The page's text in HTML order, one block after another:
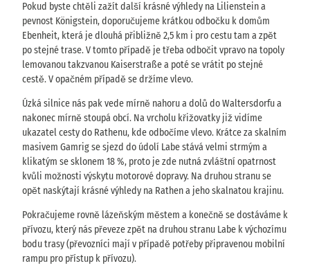
Pokud byste chtěli zažít další krásné výhledy na Lilienstein a
pevnost Königstein, doporučujeme krátkou odbočku k domům
Ebenheit, která je dlouhá přibližně 2,5 km i pro cestu tam a zpět
po stejné trase. V tomto případě je třeba odbočit vpravo na topoly
lemovanou takzvanou Kaiserstraße a poté se vrátit po stejné
cestě. V opačném případě se držíme vlevo.
Úzká silnice nás pak vede mírně nahoru a dolů do Waltersdorfu a
nakonec mírně stoupá obcí. Na vrcholu křižovatky již vidíme
ukazatel cesty do Rathenu, kde odbočíme vlevo. Krátce za skalním
masivem Gamrig se sjezd do údolí Labe stává velmi strmým a
klikatým se sklonem 18 %, proto je zde nutná zvláštní opatrnost
kvůli možnosti výskytu motorové dopravy. Na druhou stranu se
opět naskýtají krásné výhledy na Rathen a jeho skalnatou krajinu.
Pokračujeme rovně lázeňským městem a konečně se dostáváme k
přívozu, který nás převeze zpět na druhou stranu Labe k výchozímu
bodu trasy (převozníci mají v případě potřeby připravenou mobilní
rampu pro přístup k přívozu).